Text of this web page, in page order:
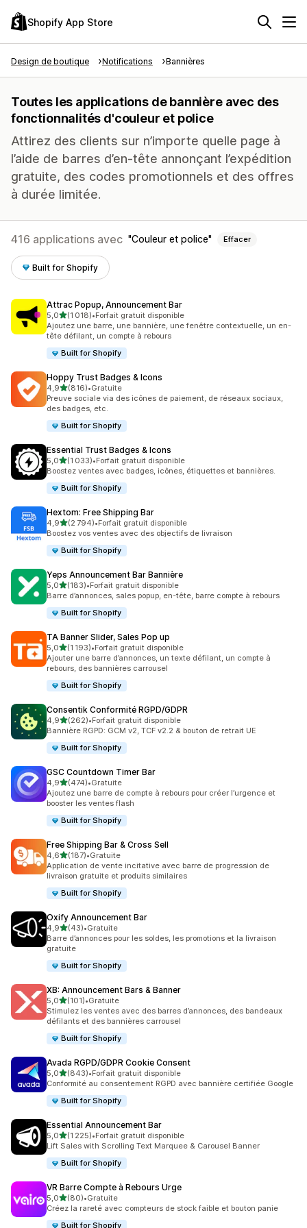
Shopify App Store
Design de boutique Notifications Bannières
Toutes les applications de bannière avec des
fonctionnalités d'couleur et police
Attirez des clients sur n’importe quelle page à
l’aide de barres d’en-tête annonçant l’expédition
gratuite, des codes promotionnels et des offres
à durée limitée.
416 applications avec Couleur et police Effacer
Built for Shopify
Attrac Popup, Announcement Bar
5,0étoile(s) sur 5
(1 018)
1018 avis au total
•Forfait gratuit disponible
Ajoutez une barre, une bannière, une fenêtre contextuelle, un en-
tête défilant, un compte à rebours
Built for Shopify
Hoppy Trust Badges & Icons
4,9étoile(s) sur 5
(816)
816 avis au total
•Gratuite
Preuve sociale via des icônes de paiement, de réseaux sociaux,
des badges, etc.
Built for Shopify
Essential Trust Badges & Icons
5,0étoile(s) sur 5
(1 033)
1033 avis au total
•Forfait gratuit disponible
Boostez ventes avec badges, icônes, étiquettes et bannières.
Built for Shopify
Hextom: Free Shipping Bar
4,9étoile(s) sur 5
(2 794)
2794 avis au total
•Forfait gratuit disponible
Boostez vos ventes avec des objectifs de livraison
Built for Shopify
Yeps Announcement Bar Bannière
5,0étoile(s) sur 5
(183)
183 avis au total
•Forfait gratuit disponible
Barre d’annonces, sales popup, en-tête, barre compte à rebours
Built for Shopify
TA Banner Slider, Sales Pop up
5,0étoile(s) sur 5
(1 193)
1193 avis au total
•Forfait gratuit disponible
Ajouter une barre d’annonces, un texte défilant, un compte à
rebours, des bannières carrousel
Built for Shopify
Consentik Conformité RGPD/GDPR
4,9étoile(s) sur 5
(262)
262 avis au total
•Forfait gratuit disponible
Bannière RGPD: GCM v2, TCF v2.2 & bouton de retrait UE
Built for Shopify
GSC Countdown Timer Bar
4,9étoile(s) sur 5
(474)
474 avis au total
•Gratuite
Ajoutez une barre de compte à rebours pour créer l’urgence et
booster les ventes flash
Built for Shopify
Free Shipping Bar & Cross Sell
4,6étoile(s) sur 5
(187)
187 avis au total
•Gratuite
Application de vente incitative avec barre de progression de
livraison gratuite et produits similaires
Built for Shopify
Oxify Announcement Bar
4,9étoile(s) sur 5
(43)
43 avis au total
•Gratuite
Barre d’annonces pour les soldes, les promotions et la livraison
gratuite
Built for Shopify
XB: Announcement Bars & Banner
5,0étoile(s) sur 5
(101)
101 avis au total
•Gratuite
Stimulez les ventes avec des barres d’annonces, des bandeaux
défilants et des bannières carrousel
Built for Shopify
Avada RGPD/GDPR Cookie Consent
5,0étoile(s) sur 5
(843)
843 avis au total
•Forfait gratuit disponible
Conformité au consentement RGPD avec bannière certifiée Google
Built for Shopify
Essential Announcement Bar
5,0étoile(s) sur 5
(1 225)
1225 avis au total
•Forfait gratuit disponible
Lift Sales with Scrolling Text Marquee & Carousel Banner
Built for Shopify
VR Barre Compte à Rebours Urge
5,0étoile(s) sur 5
(80)
80 avis au total
•Gratuite
Créez la rareté avec compteurs de stock faible et bouton panie
Built for Shopify